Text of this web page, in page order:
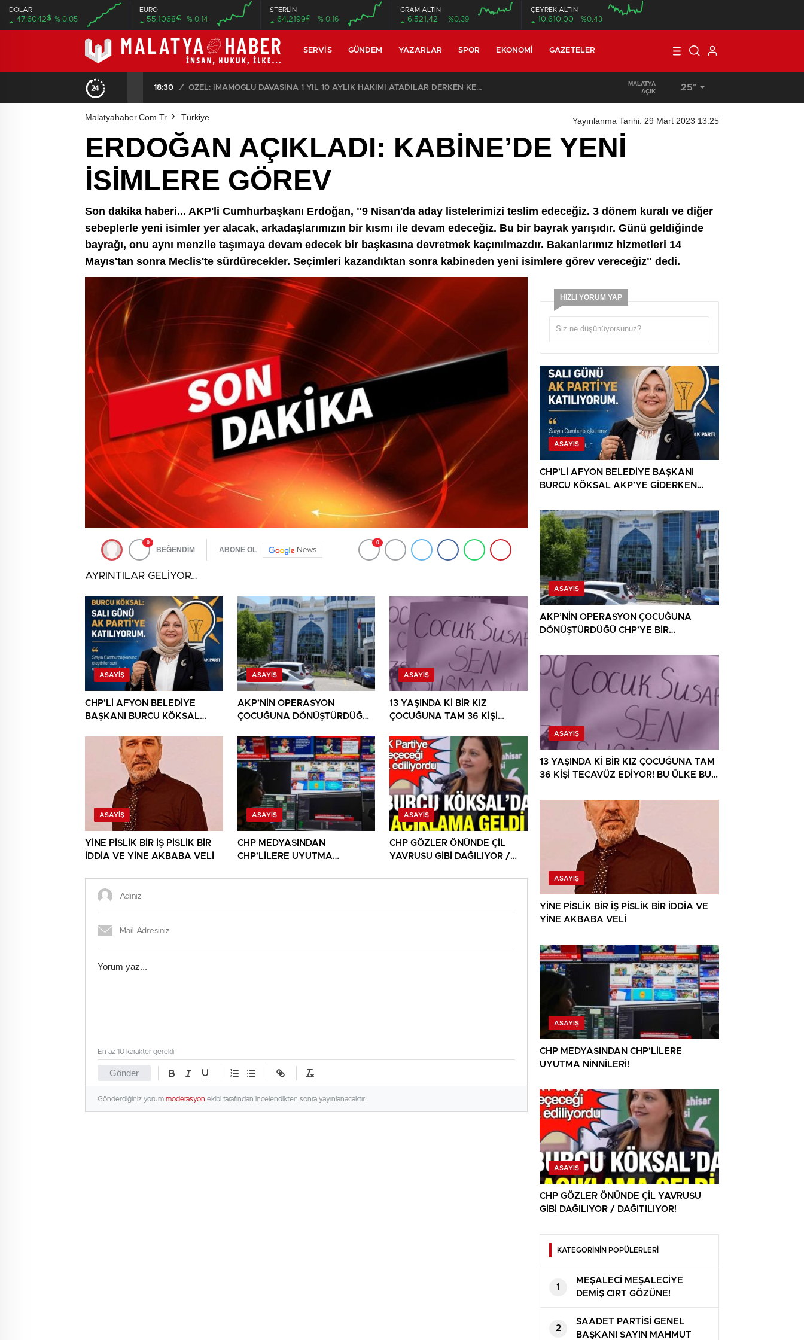
DOLAR
47,6042$ % 0.05
00:00 00:00
EURO
55,1068€ % 0.14
00:00 00:00
STERLİN
64,2199£ % 0.16
GRAM ALTIN
6.521,42 %0,39
ÇEYREK ALTIN
10.610,00 %0,43
SERVIS GÜNDEM YAZARLAR SPOR EKONOMI GAZETELER
16:56 / KORKUNÇ VE ORGANİZE HIRSIZLIK TÜRKİYE’DE VE ALMANYA’DA, MAAŞ VE ÜCRET
MALATYA
AÇIK
25°
Malatyahaber.com.tr Türkiye Yayınlanma Tarihi: 29 Mart 2023 13:25
ERDOĞAN AÇIKLADI: KABİNE’DE YENİ
İSİMLERE GÖREV
Son dakika haberi... AKP'li Cumhurbaşkanı Erdoğan, "9 Nisan'da aday listelerimizi teslim edeceğiz. 3 dönem kuralı ve diğer
sebeplerle yeni isimler yer alacak, arkadaşlarımızın bir kısmı ile devam edeceğiz. Bu bir bayrak yarışıdır. Günü geldiğinde
bayrağı, onu aynı menzile taşımaya devam edecek bir başkasına devretmek kaçınılmazdır. Bakanlarımız hizmetleri 14
Mayıs'tan sonra Meclis'te sürdürecekler. Seçimleri kazandıktan sonra kabineden yeni isimlere görev vereceğiz" dedi.
0
BEĞENDİM ABONE OL News
0
AYRINTILAR GELİYOR…
ASAYIŞ
CHP’Lİ AFYON BELEDİYE
BAŞKANI BURCU KÖKSAL
BELEDİYEYİ DE GÖTÜRÜYOR!
ASAYIŞ
AKP’NİN OPERASYON
ÇOCUĞUNA DÖNÜŞTÜRDÜĞÜ
DAHA!
ASAYIŞ
13 YAŞINDA Kİ BİR KIZ
ÇOCUĞUNA TAM 36 KİŞİ
BU HALK NEREYE SAVRULDU
NASIL SAVRULDU!
ASAYIŞ
YİNE PİSLİK BİR İŞ PİSLİK BİR
İDDİA VE YİNE AKBABA VELİ
ASAYIŞ
CHP MEDYASINDAN
CHP’LİLERE UYUTMA
ASAYIŞ
CHP GÖZLER ÖNÜNDE ÇİL
YAVRUSU GİBİ DAĞILIYOR /
Gönder
En az 10 karakter gerekli
Gönderdiğiniz yorum moderasyon ekibi tarafından incelendikten sonra yayınlanacaktır.
HIZLI YORUM YAP
ASAYIŞ
CHP’Lİ AFYON BELEDİYE BAŞKANI
BURCU KÖKSAL AKP’YE GİDERKEN
ASAYIŞ
AKP’NİN OPERASYON ÇOCUĞUNA
DÖNÜŞTÜRDÜĞÜ CHP’YE BİR
ASAYIŞ
13 YAŞINDA Kİ BİR KIZ ÇOCUĞUNA TAM
36 KİŞİ TECAVÜZ EDİYOR! BU ÜLKE BU
SAVRULDU!
ASAYIŞ
YİNE PİSLİK BİR İŞ PİSLİK BİR İDDİA VE
YİNE AKBABA VELİ
ASAYIŞ
CHP MEDYASINDAN CHP’LİLERE
UYUTMA NİNNİLERİ!
ASAYIŞ
CHP GÖZLER ÖNÜNDE ÇİL YAVRUSU
GİBİ DAĞILIYOR / DAĞITILIYOR!
KATEGORİNİN POPÜLERLERİ
1
MEŞALECİ MEŞALECİYE
DEMİŞ CIRT GÖZÜNE!
2
SAADET PARTİSİ GENEL
BAŞKANI SAYIN MAHMUT